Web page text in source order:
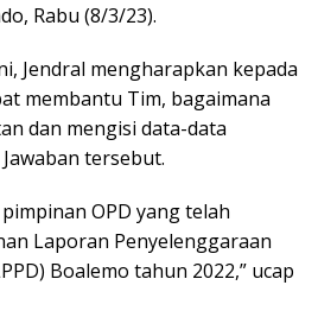
Rabu (8/3/23).
Jendral mengharapkan kepada
membantu Tim, bagaimana
dan mengisi data-data
tersebut.
OPD yang telah
Laporan Penyelenggaraan
Boalemo tahun 2022,” ucap